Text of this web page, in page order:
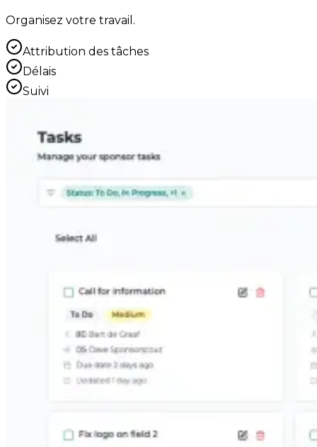
Organisez votre travail.
Attribution des tâches
Délais
Suivi